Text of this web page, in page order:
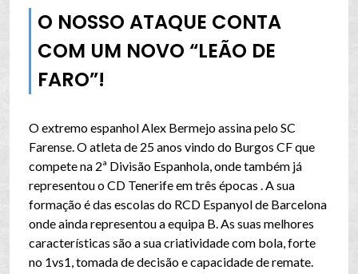
O NOSSO ATAQUE CONTA
COM UM NOVO “LEÃO DE
FARO”!
O extremo espanhol Alex Bermejo assina pelo SC
Farense. O atleta de 25 anos vindo do Burgos CF que
compete na 2ª Divisão Espanhola, onde também já
representou o CD Tenerife em três épocas . A sua
formação é das escolas do RCD Espanyol de Barcelona
onde ainda representou a equipa B. As suas melhores
características são a sua criatividade com bola, forte
no 1vs1, tomada de decisão e capacidade de remate.